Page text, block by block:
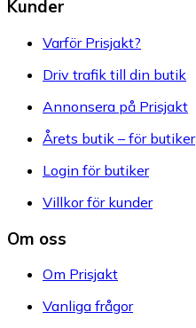
Kunder
Varför Prisjakt?
Driv trafik till din butik
Annonsera på Prisjakt
Årets butik – för butiker
Login för butiker
Villkor för kunder
Om oss
Om Prisjakt
Vanliga frågor